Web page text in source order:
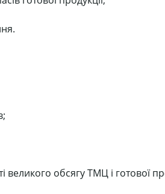
обсягу ТМЦ і готової